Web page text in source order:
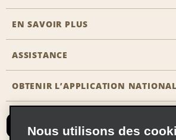
Passer une réservation
Solutions pour les professionnels
EN SAVOIR PLUS
Carrière
ASSISTANCE
Accessibilité
Recevoir des offres par email
OBTENIR L’APPLICATION NATIONAL
Nous utilisons des